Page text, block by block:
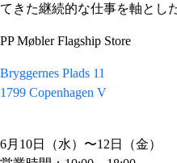
てきた継続的な仕事を軸とし
PP Møbler Flagship Store
Bryggernes Plads 11
1799 Copenhagen V
6月10日（水）〜12日（金）